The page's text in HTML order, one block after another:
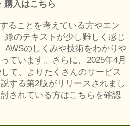
購入はこちら
ることを考えている方やエン
緑のテキストが少し難しく感じ
AWSのしくみや技術をわかりや
ています。さらに、2025年4月
て、よりたくさんのサービス
する第2版がリリースされまし
されている方はこちらを確認